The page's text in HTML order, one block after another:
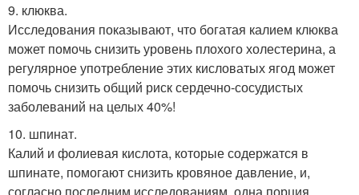
9. клюква.
Исследования показывают, что богатая калием клюква
может помочь снизить уровень плохого холестерина, а
регулярное употребление этих кисловатых ягод может
помочь снизить общий риск сердечно-сосудистых
заболеваний на целых 40%!
10. шпинат.
Калий и фолиевая кислота, которые содержатся в
шпинате, помогают снизить кровяное давление, и,